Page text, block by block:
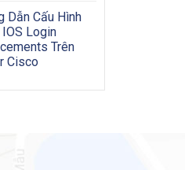
Dẫn Cấu Hình
Login
Trên
Cisco